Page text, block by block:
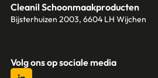
Cleanil Schoonmaakproducten
Bijsterhuizen 2003, 6604 LH Wijchen
Volg ons op sociale media